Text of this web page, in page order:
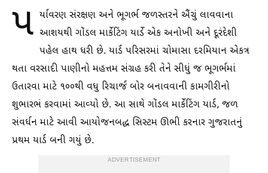
પ ર્યાવરણ સંરક્ષણ અને ભૂગર્ભ જળસ્તરને ઐંચું લાવવાના
આશયથી ગોંડલ માર્કેટિંગ યાર્ડે એક અનોખી અને દૂરંદેશી
પહેલ હાથ ધરી છે. યાર્ડ પરિસરમાં ચોમાસા દરમિયાન એકત્ર
થતા વરસાદી પાણીનો મહત્તમ સંગ્રહ કરી તેને સીધું જ ભૂગર્ભમાં
ઉતારવા માટે ૧૦૦થી વધુ રિચાર્જ બોર બનાવવાની કામગીરીનો
શુભારભં કરવામાં આવ્યો છે. આ સાથે ગોંડલ માર્કેટિંગ યાર્ડ, જળ
સંવર્ધન માટે આવી આયોજનબદ્ધ સિસ્ટમ ઊભી કરનાર ગુજરાતનું
પ્રથમ યાર્ડ બની ગયું છે.
ADVERTISEMENT